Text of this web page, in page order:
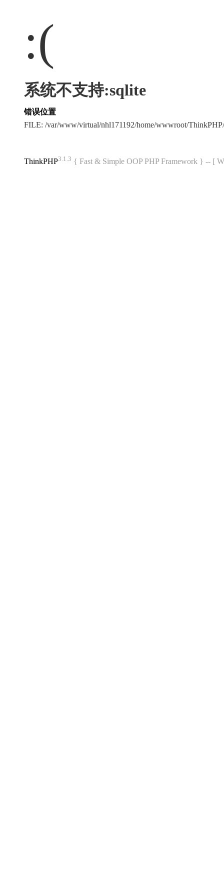
:(
系统不支持:sqlite
错误位置
FILE: /var/www/virtual/nhl171192/home/wwwroot/
ThinkPHP3.1.3 { Fast & Simple OOP PHP Framework } -- [